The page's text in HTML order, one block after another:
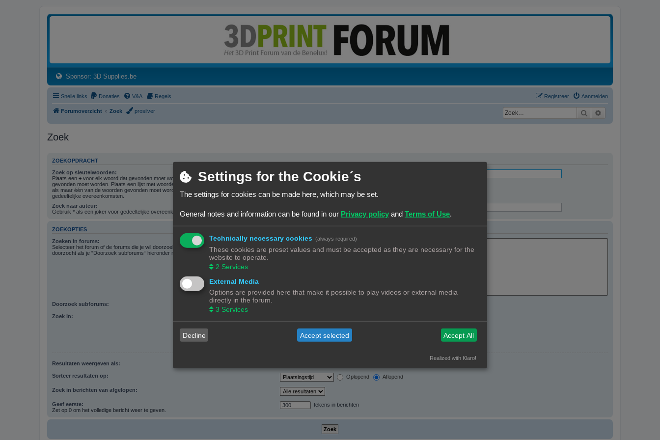
Sponsor: 3D Supplies.be(Opens a new tab)
Snelle links Donaties V&A Regels Aanmelden
Registreer
Forumoverzicht Zoek prosilver Zoek
Zoek
ZOEKOPDRACHT
Zoek op sleutelwoorden:
Plaats een + voor elk woord dat gevonden moet worden en een-voor elk woord dat niet
gevonden moet worden. Plaats een lijst met woorden gescheiden door een
tussen haakjes
als maar één van de woorden gevonden moet worden. Gebruik * als een joker voor
gedeeltelijke overeenkomsten.
Zoek naar alle termen of gebruik de zoekopdracht zoals het is ingevuld
Zoek naar één van de termen
Zoek naar auteur:
Gebruik * als een joker voor gedeeltelijke overeenkomsten.
ZOEKOPTIES
Zoeken in forums:
Selecteer het forum of de forums die je wil doorzoeken. Subforums worden automatisch
doorzocht als je “Doorzoek subforums“ hieronder niet uitschakelt.
Doorzoek subforums:
Zoek in:
Alleen onderwerptitels
Alleen eerste bericht van onderwerp
Resultaten weergeven als:
Sorteer resultaten op: Oplopend Aflopend
Zoek in berichten van afgelopen:
Geef eerste:
Zet op 0 om het volledige bericht weer te geven.
tekens in berichten
Settings for the Cookie´s
The settings for cookies can be made here, which may be set.
General notes and information can be found in our Privacy policy and Terms of Use.
Technically necessary cookies (always required)
These cookies are preset values and must be accepted as they are necessary for the
website to operate.
2 Services
External Media
Options are provided here that make it possible to play videos or external media
directly in the forum.
3 Services
Decline Accept selected Accept All
Realized with Klaro!